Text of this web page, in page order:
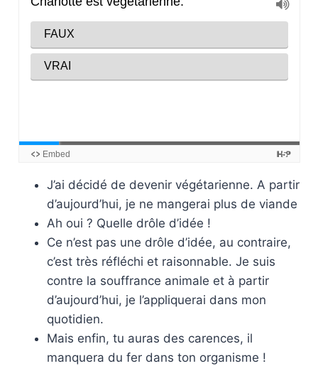
J’ai décidé de devenir végétarienne. A partir
d’aujourd’hui, je ne mangerai plus de viande
Ah oui ? Quelle drôle d’idée !
Ce n’est pas une drôle d’idée, au contraire,
c’est très réfléchi et raisonnable. Je suis
contre la souffrance animale et à partir
d’aujourd’hui, je l’appliquerai dans mon
quotidien.
Mais enfin, tu auras des carences, il
manquera du fer dans ton organisme !